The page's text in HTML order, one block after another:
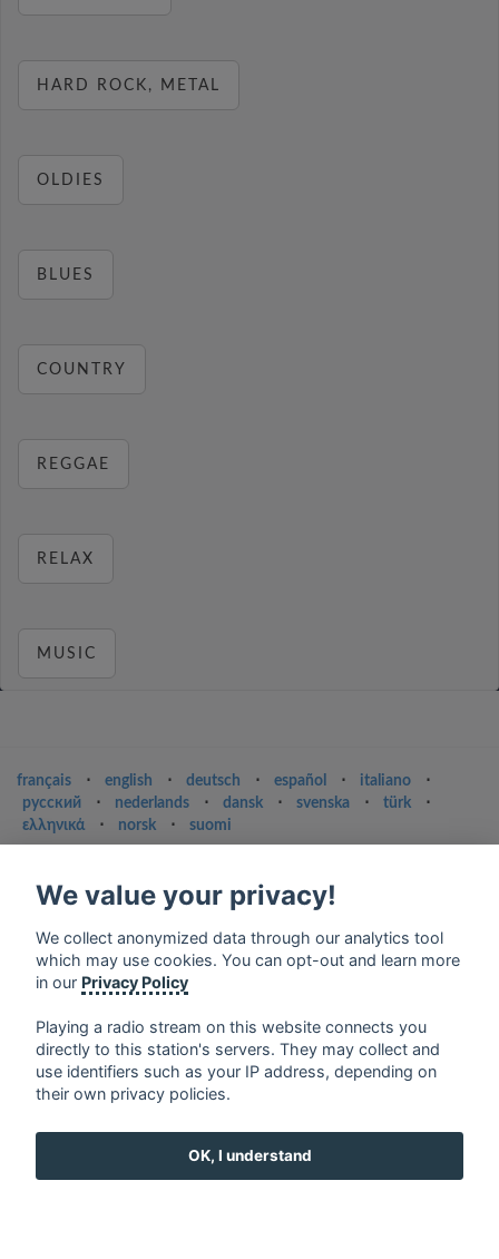
HARD ROCK, METAL
OLDIES
BLUES
COUNTRY
REGGAE
RELAX
MUSIC
français ⋅ english ⋅ deutsch ⋅ español ⋅ italiano
⋅
русский
⋅ nederlands ⋅ dansk ⋅ svenska ⋅ türk
⋅
ελληνικά
⋅ norsk ⋅ suomi
Terms of service
Privacy Policy
Google Play and the Google Play logo are trademarks of Google Inc.
We value your privacy!
We collect anonymized data through our analytics tool
which may use cookies. You can opt-out and learn more
in our Privacy Policy
Playing a radio stream on this website connects you
directly to this station's servers. They may collect and
use identifiers such as your IP address, depending on
their own privacy policies.
OK, I understand